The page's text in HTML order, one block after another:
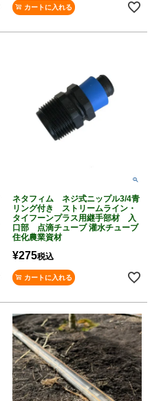
カートに入れる
ネタフィム ネジ式ニップル3/4青
リング付き ストリームライン・
タイフーンプラス用継手部材 入
口部 点滴チューブ 灌水チューブ
住化農業資材
¥275税込
カートに入れる